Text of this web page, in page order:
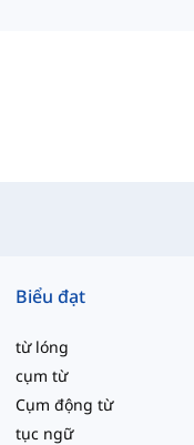
Biểu đạt
từ lóng
cụm từ
Cụm động từ
tục ngữ